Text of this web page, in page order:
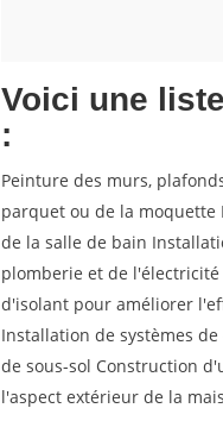
Voici une
:
Peinture des murs,
parquet ou de la moquette
de la salle de bain
plomberie et de
d'isolant pour améliorer
Installation de systèmes
de sous-sol Construction
l'aspect extérieur de la